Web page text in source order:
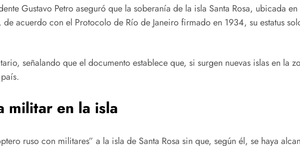
Gustavo Petro aseguró que la soberanía de la isla Santa Rosa, ubicada
acuerdo con el Protocolo de Río de Janeiro firmado en 1934, su estatus
señalando que el documento establece que, si surgen nuevas islas en la
militar en la isla
ruso con militares” a la isla de Santa Rosa sin que, según él, se haya